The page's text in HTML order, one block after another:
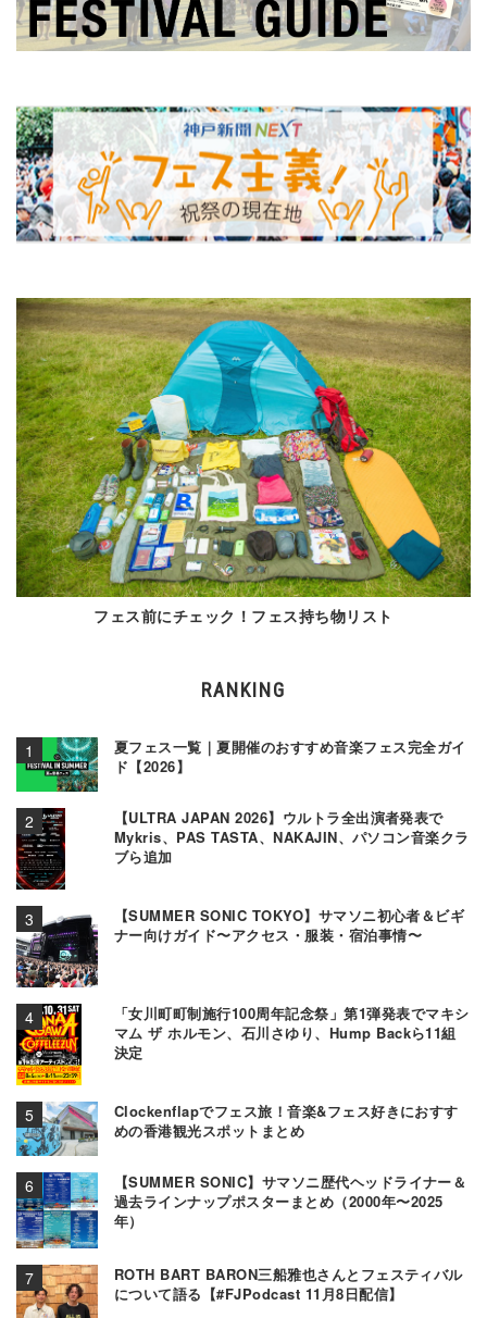
フェス前にチェック！フェス持ち物リスト
RANKING
夏フェス一覧｜夏開催のおすすめ音楽フェス完全ガイ
ド【2026】
【ULTRA JAPAN 2026】ウルトラ全出演者発表で
Mykris、PAS TASTA、NAKAJIN、パソコン音楽クラ
ブら追加
【SUMMER SONIC TOKYO】サマソニ初心者＆ビギ
ナー向けガイド〜アクセス・服装・宿泊事情〜
「女川町町制施行100周年記念祭」第1弾発表でマキシ
マム ザ ホルモン、石川さゆり、Hump Backら11組
決定
Clockenflapでフェス旅！音楽&フェス好きにおすす
めの香港観光スポットまとめ
【SUMMER SONIC】サマソニ歴代ヘッドライナー＆
過去ラインナップポスターまとめ（2000年〜2025
年）
ROTH BART BARON三船雅也さんとフェスティバル
について語る【#FJPodcast 11月8日配信】